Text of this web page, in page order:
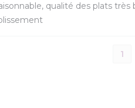
qualité des plats
1